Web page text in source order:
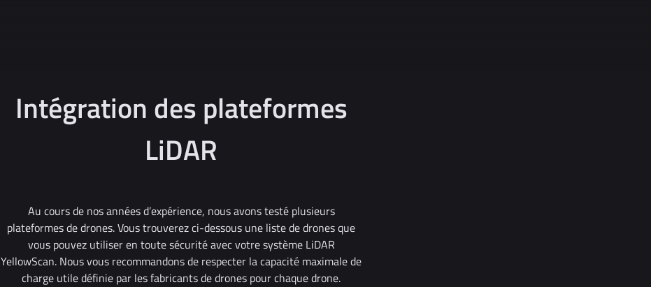
Intégration des plateformes
LiDAR
Au cours de nos années d’expérience, nous avons testé plusieurs
plateformes de drones. Vous trouverez ci-dessous une liste de drones que
vous pouvez utiliser en toute sécurité avec votre système LiDAR
YellowScan. Nous vous recommandons de respecter la capacité maximale de
charge utile définie par les fabricants de drones pour chaque drone.